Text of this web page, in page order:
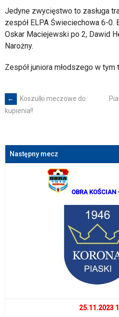
Jedyne zwycięstwo to zasługa
zespół ELPA Świeciechowa 6-0.
Oskar Maciejewski po 2, Dawid
Narożny.
Zespół juniora młodszego w tym
Post
←
Koszulki meczowe do
kupienia!!
Następny mecz
OBRA KOŚCIAN
25.11.2023